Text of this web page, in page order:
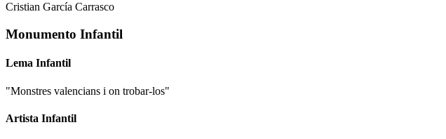
Cristian García Carrasco
Monumento Infantil
Lema Infantil
"Monstres valencians i on trobar-los"
Artista Infantil